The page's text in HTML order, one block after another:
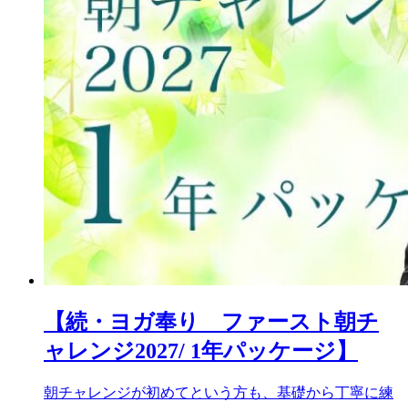
【続・ヨガ奉り ファースト朝チ
ャレンジ2027/ 1年パッケージ】
朝チャレンジが初めてという方も、基礎から丁寧に練